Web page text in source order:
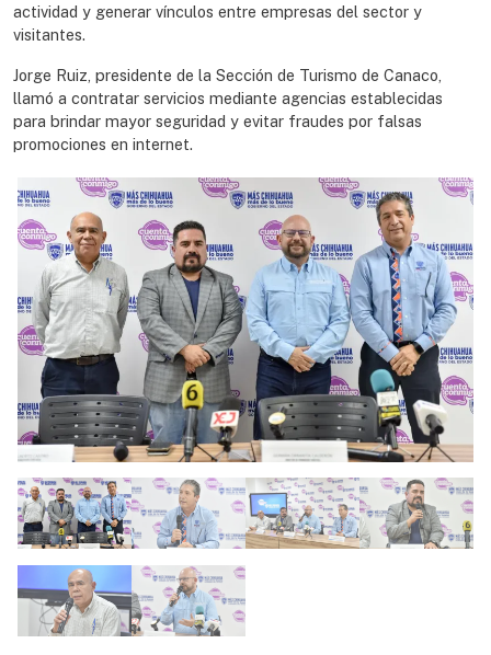
actividad y generar vínculos entre empresas del sector y
visitantes.
Jorge Ruiz, presidente de la Sección de Turismo de Canaco,
llamó a contratar servicios mediante agencias establecidas
para brindar mayor seguridad y evitar fraudes por falsas
promociones en internet.